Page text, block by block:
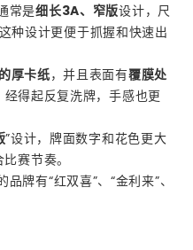
常是细长3A、窄版设计，尺
设计更便于抓握和快速出
厚卡纸，并且表面有覆膜处
经得起反复洗牌，手感也更
”设计，牌面数字和花色更大
赛节奏。
牌有“红双喜”、“金利来”、